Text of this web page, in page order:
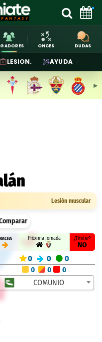
ONCES DUDAS
LESION. AYUDA
▶︎
Lesión muscular
RACHA Próxima Jornada ¿Titular?
NO
0 0 0
0 0 0
COMUNIO